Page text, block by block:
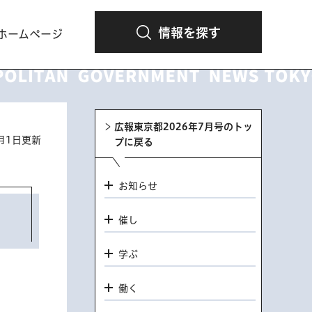
ームページ 情報を探す
1日更新
広報東京都2026年7月号のトッ
プに戻る
お知らせ
催し
学ぶ
働く